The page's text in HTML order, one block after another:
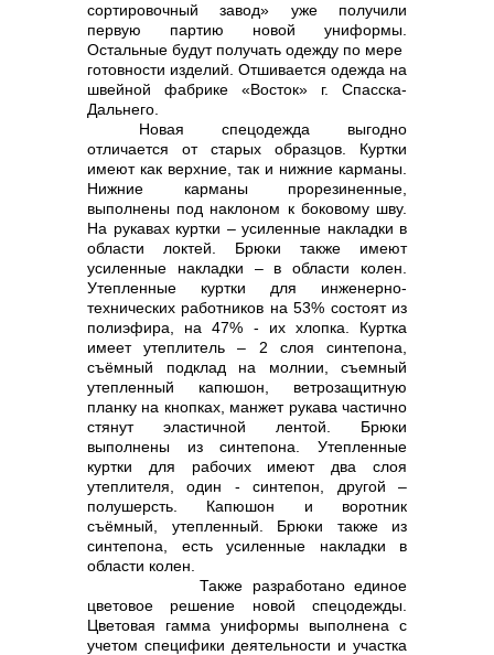
сортировочный завод» уже получили
первую партию новой униформы.
Остальные будут получать одежду по мере
готовности изделий. Отшивается одежда на
швейной фабрике «Восток» г. Спасска-
Дальнего.
Новая спецодежда выгодно
отличается от старых образцов. Куртки
имеют как верхние, так и нижние карманы.
Нижние карманы прорезиненные,
выполнены под наклоном к боковому шву.
На рукавах куртки – усиленные накладки в
области локтей. Брюки также имеют
усиленные накладки – в области колен.
Утепленные куртки для инженерно-
технических работников на 53% состоят из
полиэфира, на 47% - их хлопка. Куртка
имеет утеплитель – 2 слоя синтепона,
съёмный подклад на молнии, съемный
утепленный капюшон, ветрозащитную
планку на кнопках, манжет рукава частично
стянут эластичной лентой. Брюки
выполнены из синтепона. Утепленные
куртки для рабочих имеют два слоя
утеплителя, один - синтепон, другой –
полушерсть. Капюшон и воротник
съёмный, утепленный. Брюки также из
синтепона, есть усиленные накладки в
области колен.
Также разработано единое
цветовое решение новой спецодежды.
Цветовая гамма униформы выполнена с
учетом специфики деятельности и участка